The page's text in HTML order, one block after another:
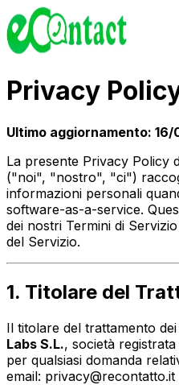
Privacy
Ultimo aggiornamento:
La presente Privacy Policy
("noi", "nostro", "ci")
informazioni personali
software-as-a-service.
dei nostri Termini di
del Servizio.
1. Titolare del
Il titolare del trattamento
Labs S.L., società
per qualsiasi domanda
email: privacy@recontatto.it